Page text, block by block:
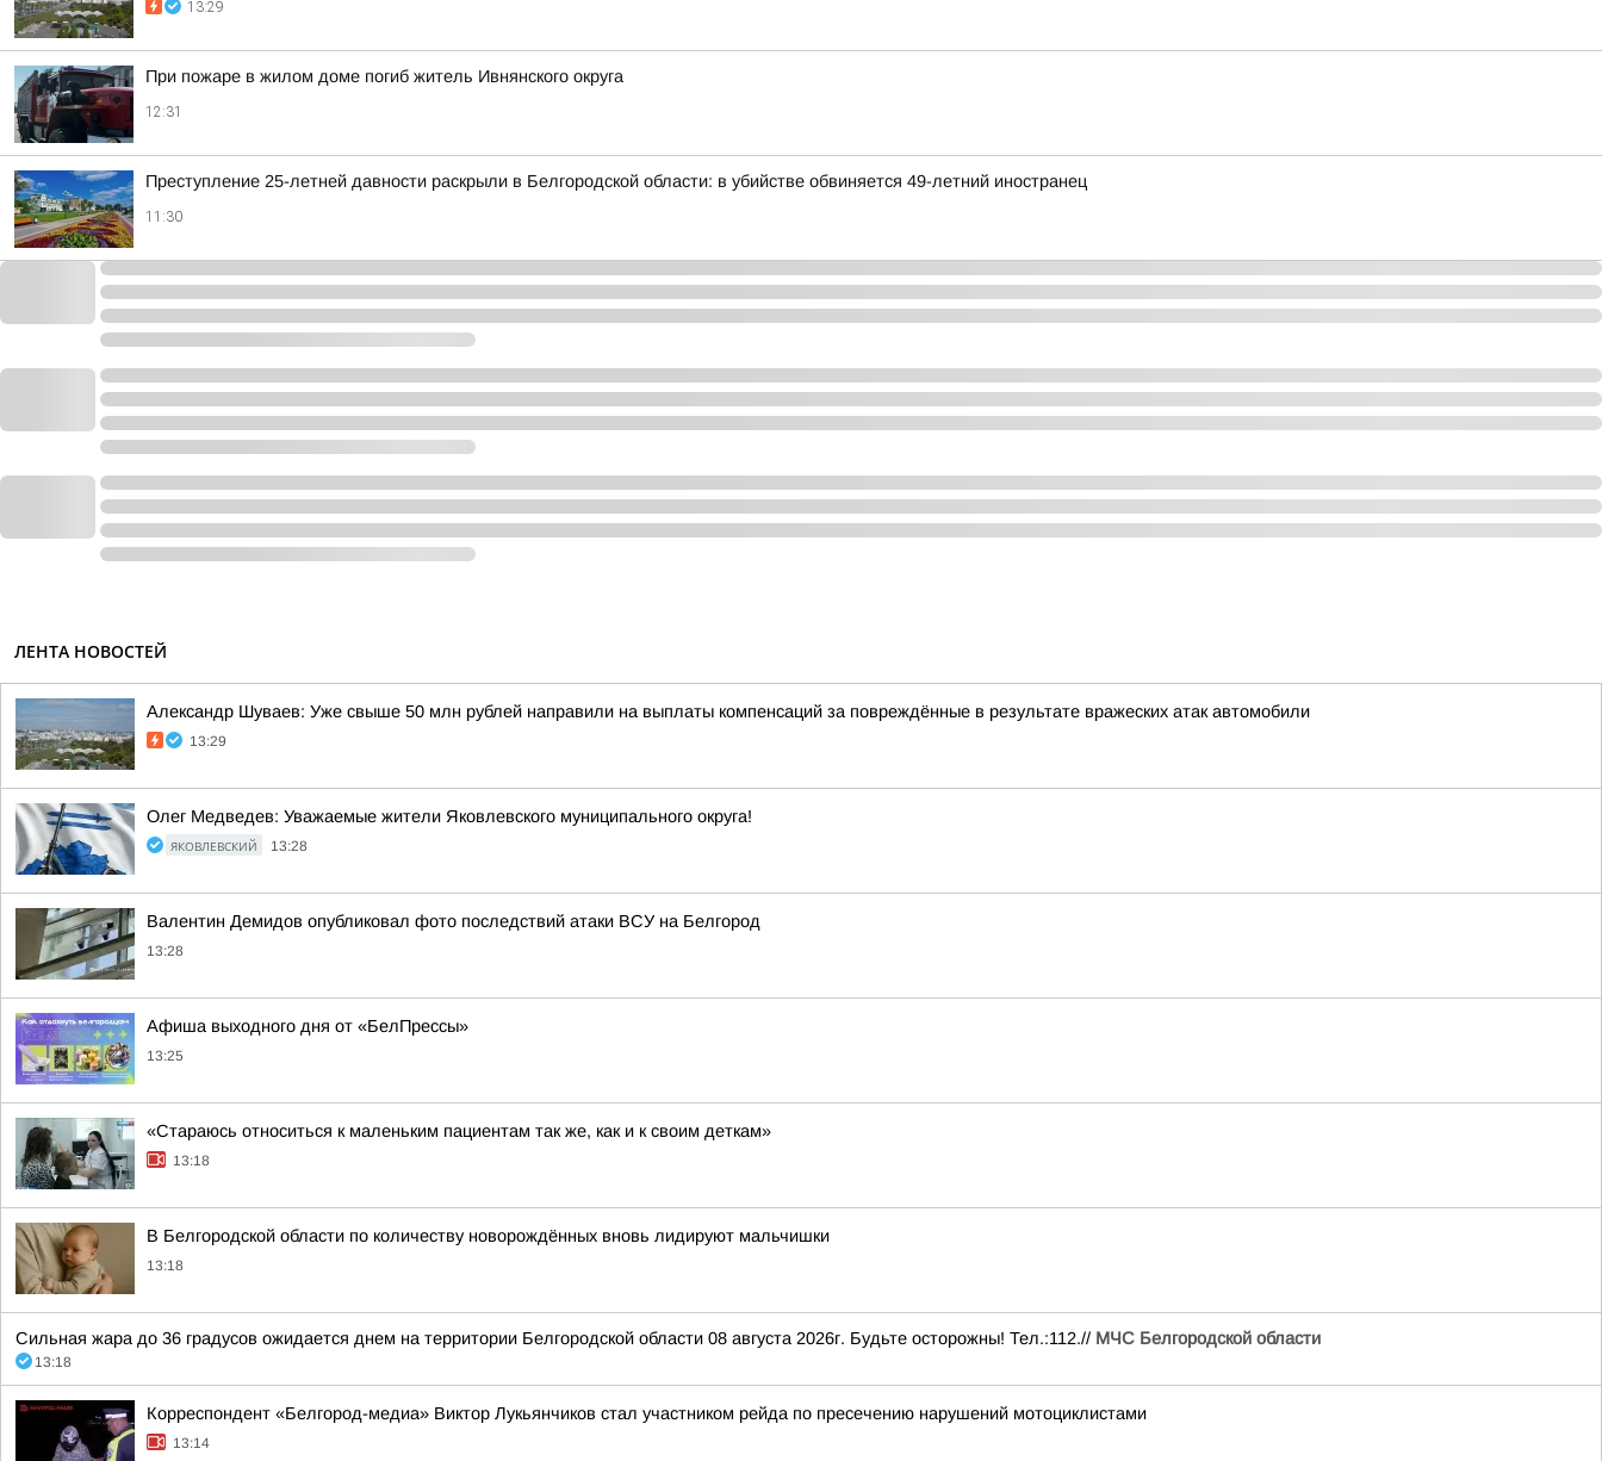
13:29
При пожаре в жилом доме погиб житель Ивнянского округа
12:31
Преступление 25-летней давности раскрыли в Белгородской области: в убийстве обвиняется 49-летний иностранец
11:30
ЛЕНТА НОВОСТЕЙ
Александр Шуваев: Уже свыше 50 млн рублей направили на выплаты компенсаций за повреждённые в результате вражеских атак автомобили
13:29
Олег Медведев: Уважаемые жители Яковлевского муниципального округа!
ЯКОВЛЕВСКИЙ 13:28
Валентин Демидов опубликовал фото последствий атаки ВСУ на Белгород
13:28
Афиша выходного дня от «БелПрессы»
13:25
«Стараюсь относиться к маленьким пациентам так же, как и к своим деткам»
13:18
В Белгородской области по количеству новорождённых вновь лидируют мальчишки
13:18
Сильная жара до 36 градусов ожидается днем на территории Белгородской области 08 августа 2026г. Будьте осторожны! Тел.:112.// МЧС Белгородской области
13:18
Корреспондент «Белгород-медиа» Виктор Лукьянчиков стал участником рейда по пресечению нарушений мотоциклистами
13:14